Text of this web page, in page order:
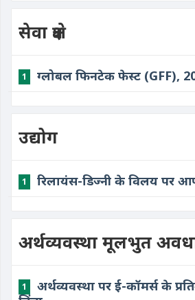
सेवा क्षेत्र
1 ग्लोबल फिनटेक फेस्ट (GFF),
उद्योग
1 रिलायंस-डिज्नी के विलय पर
अर्थव्यवस्था मूलभुत
1
अर्थव्यवस्था पर ई-कॉमर्स के